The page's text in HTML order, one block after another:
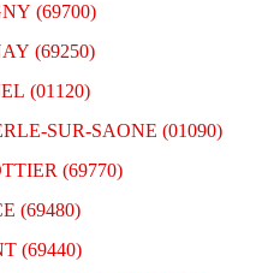
(69700)
(69250)
(01120)
SUR-SAONE (01090)
(69770)
(69480)
(69440)